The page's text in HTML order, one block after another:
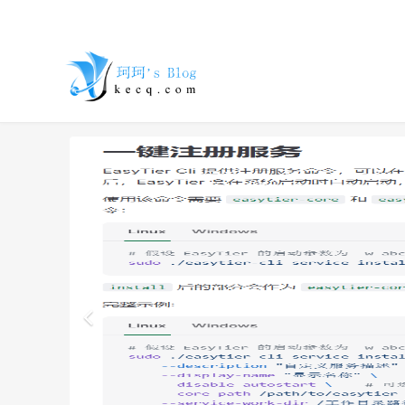
珂珂的个人
博客 - 一个